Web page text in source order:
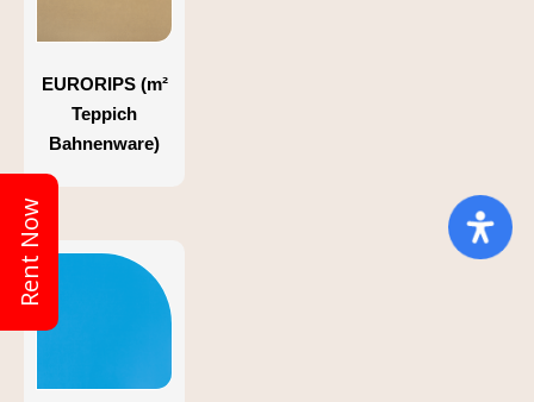
Rent Now
EURORIPS (m²
Teppich
Bahnenware)